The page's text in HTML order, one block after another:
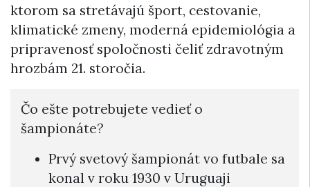
ktorom sa stretávajú šport, cestovanie,
klimatické zmeny, moderná epidemiológia a
pripravenosť spoločnosti čeliť zdravotným
hrozbám 21. storočia.
Čo ešte potrebujete vedieť o
šampionáte?
Prvý svetový šampionát vo futbale sa
konal v roku 1930 v Uruguaji